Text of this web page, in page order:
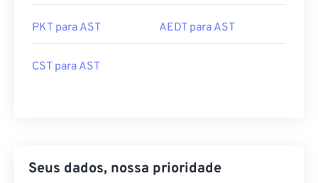
PKT para AST AEDT para AST
CST para AST
Seus dados, nossa prioridade